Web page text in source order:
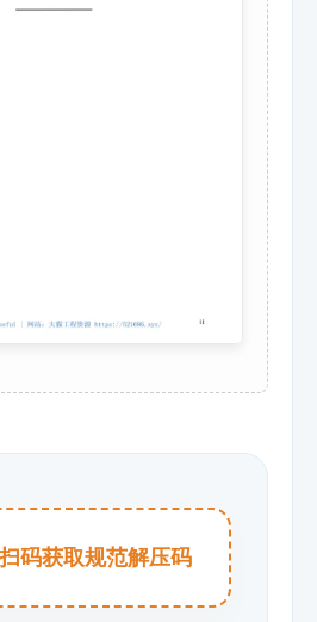
扫码获取规范解压码